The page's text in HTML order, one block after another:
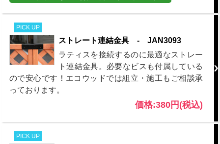
PICK UP
ストレート連結金具 - JAN3093
ラティスを接続するのに最適なストレー
ト連結金具。必要なビスも付属している
ので安心です！エコウッドでは組立・施工もご相談承
っております。
価格:380円(税込)
PICK UP